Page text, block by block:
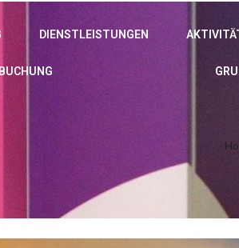
DIENSTLEISTUNGEN
BUCHUNG